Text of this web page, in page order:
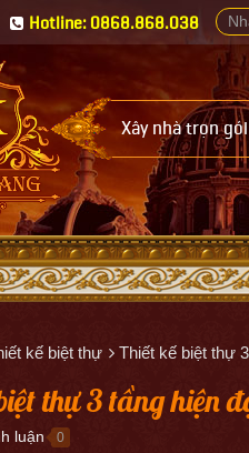
Hotline: 0868.868.038
Xây nhà trọn gói
kế biệt thự Thiết kế biệt thự
thự 3 tầng hiện
luận 0